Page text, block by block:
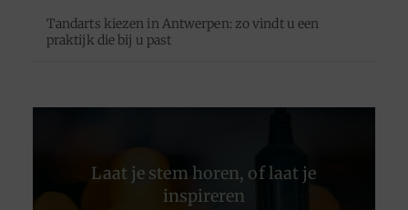
Tandarts kiezen in Antwerpen: zo vindt u een
praktijk die bij u past
Laat je stem horen, of laat je
inspireren